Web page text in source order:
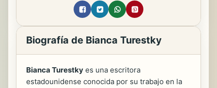
Biografía de Bianca Turestky
Bianca Turestky es una escritora
estadounidense conocida por su trabajo en la